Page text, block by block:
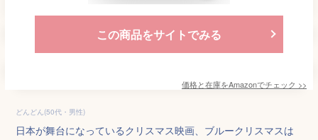
この商品をサイトでみる
価格と在庫をAmazonでチェック >>
どんどん(50代・男性)
日本が舞台になっているクリスマス映画、ブルークリスマスは